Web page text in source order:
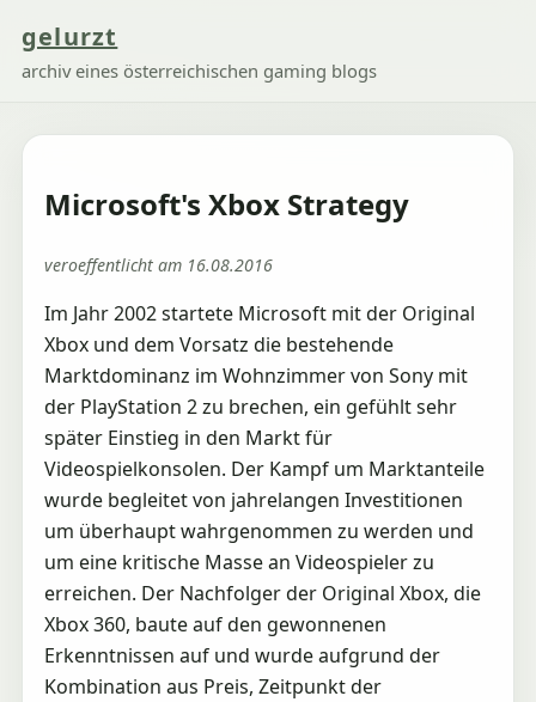
gelurzt
archiv eines österreichischen gaming blogs
Microsoft's Xbox Strategy
veroeffentlicht am 16.08.2016
Im Jahr 2002 startete Microsoft mit der Original
Xbox und dem Vorsatz die bestehende
Marktdominanz im Wohnzimmer von Sony mit
der PlayStation 2 zu brechen, ein gefühlt sehr
später Einstieg in den Markt für
Videospielkonsolen. Der Kampf um Marktanteile
wurde begleitet von jahrelangen Investitionen
um überhaupt wahrgenommen zu werden und
um eine kritische Masse an Videospieler zu
erreichen. Der Nachfolger der Original Xbox, die
Xbox 360, baute auf den gewonnenen
Erkenntnissen auf und wurde aufgrund der
Kombination aus Preis, Zeitpunkt der